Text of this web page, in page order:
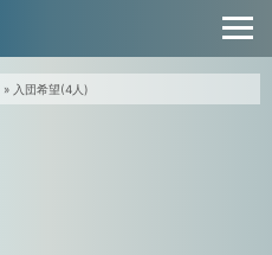
» 入団希望(4人)